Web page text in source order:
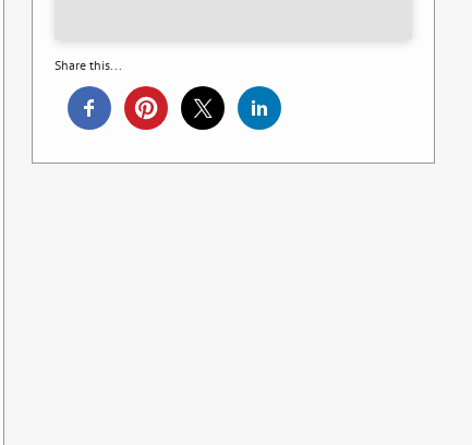
Share this...